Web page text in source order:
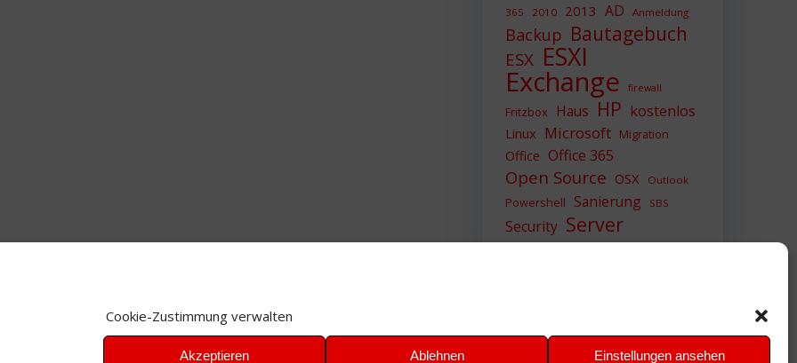
Cookie-Zustimmung verwalten
Akzeptieren Ablehnen Einstellungen ansehen
365 2010 2013 AD Anmeldung
Backup Bautagebuch
ESX ESXI
Exchange firewall
Fritzbox Haus HP kostenlos
Linux Microsoft Migration
Office Office 365
Open Source OSX Outlook
Powershell Sanierung SBS
Security Server
Sicherheit SIEM
VMWare VPN WAZUH